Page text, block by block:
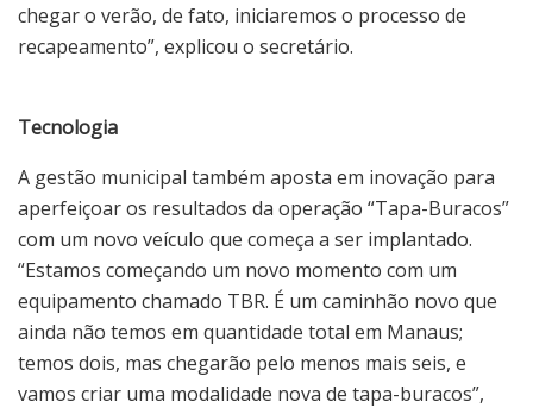
chegar o verão, de fato, iniciaremos o processo de
recapeamento”, explicou o secretário.
Tecnologia
A gestão municipal também aposta em inovação para
aperfeiçoar os resultados da operação “Tapa-Buracos”
com um novo veículo que começa a ser implantado.
“Estamos começando um novo momento com um
equipamento chamado TBR. É um caminhão novo que
ainda não temos em quantidade total em Manaus;
temos dois, mas chegarão pelo menos mais seis, e
vamos criar uma modalidade nova de tapa-buracos”,